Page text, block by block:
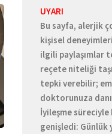
UYARI
Bu sayfa, alerjik
kişisel
ilgili paylaşımlar
reçete niteliği
tepki verebilir;
doktorunuza
İyileşme
genişledi: Günlük